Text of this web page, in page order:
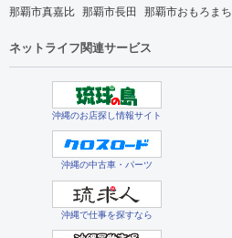
那覇市真嘉比 那覇市長田 那覇市おもろまち
ネットライフ関連サービス
沖縄のお店探し情報サイト
沖縄の中古車・パーツ
沖縄で仕事を探すなら